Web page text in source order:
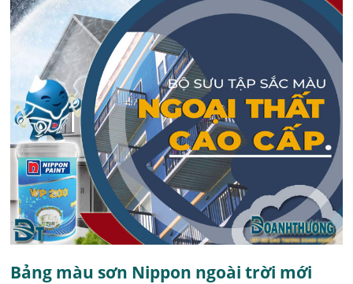
Bảng màu sơn Nippon ngoài trời mới